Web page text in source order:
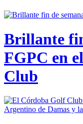
Brillante
FGPC en
Club